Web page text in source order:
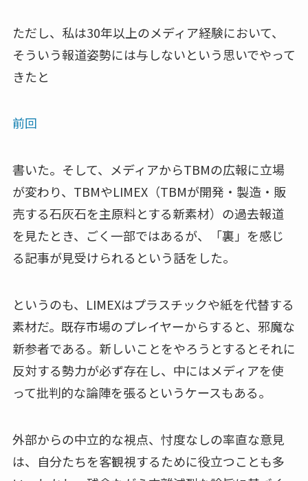
ただし、私は30年以上のメディア経験において、
そういう報道姿勢には与しないという思いでやって
きたと
前回
書いた。そして、メディアからTBMの広報に立場
が変わり、TBMやLIMEX（TBMが開発・製造・販
売する石灰石を主原料とする新素材）の過去報道
を見たとき、ごく一部ではあるが、「裏」を感じ
る記事が見受けられるという話をした。
というのも、LIMEXはプラスチックや紙を代替する
素材だ。既存市場のプレイヤーからすると、邪魔な
新参者である。新しいことをやろうとするとそれに
反対する勢力が必ず存在し、中にはメディアを使
って批判的な論陣を張るというケースもある。
外部からの中立的な視点、忖度なしの率直な意見
は、自分たちを客観視するために役立つことも多